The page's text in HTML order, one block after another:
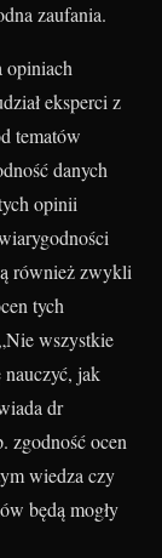
zaufania.
opiniach
eksperci z
tematów
danych
opinii
również zwykli
tych
wszystkie
nauczyć, jak
dr
zgodność ocen
wiedza czy
będą mogły